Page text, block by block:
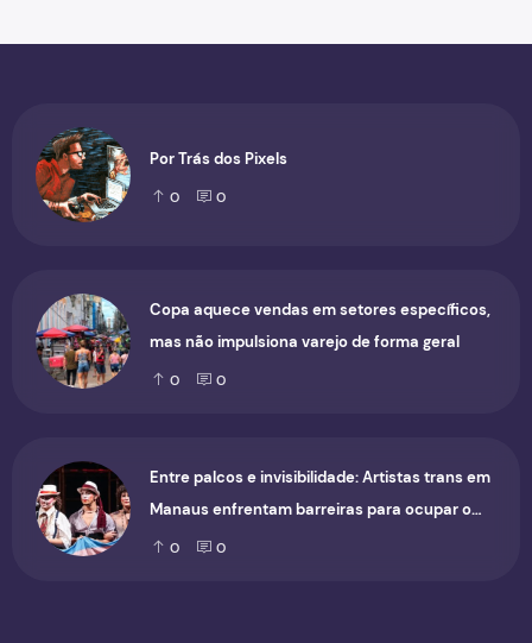
Por Trás dos Pixels
0 0
Copa aquece vendas em setores específicos,
mas não impulsiona varejo de forma geral
0 0
Entre palcos e invisibilidade: Artistas trans em
Manaus enfrentam barreiras para ocupar o
cenário cultural
0 0